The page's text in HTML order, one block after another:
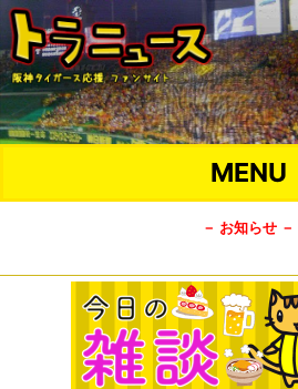
MENU
－ お知らせ －